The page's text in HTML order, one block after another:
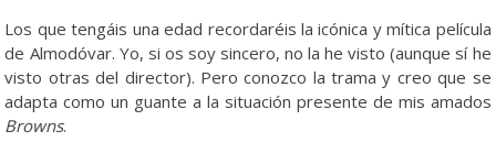
Los que tengáis una edad recordaréis la icónica y mítica película
de Almodóvar. Yo, si os soy sincero, no la he visto (aunque sí he
visto otras del director). Pero conozco la trama y creo que se
adapta como un guante a la situación presente de mis amados
Browns.